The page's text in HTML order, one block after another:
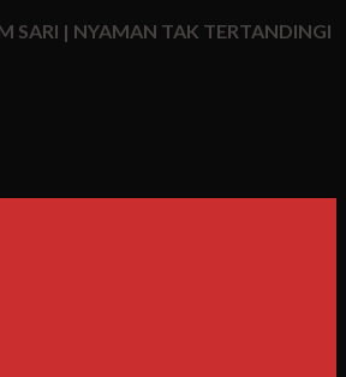
SARI | NYAMAN TAK TERTANDINGI